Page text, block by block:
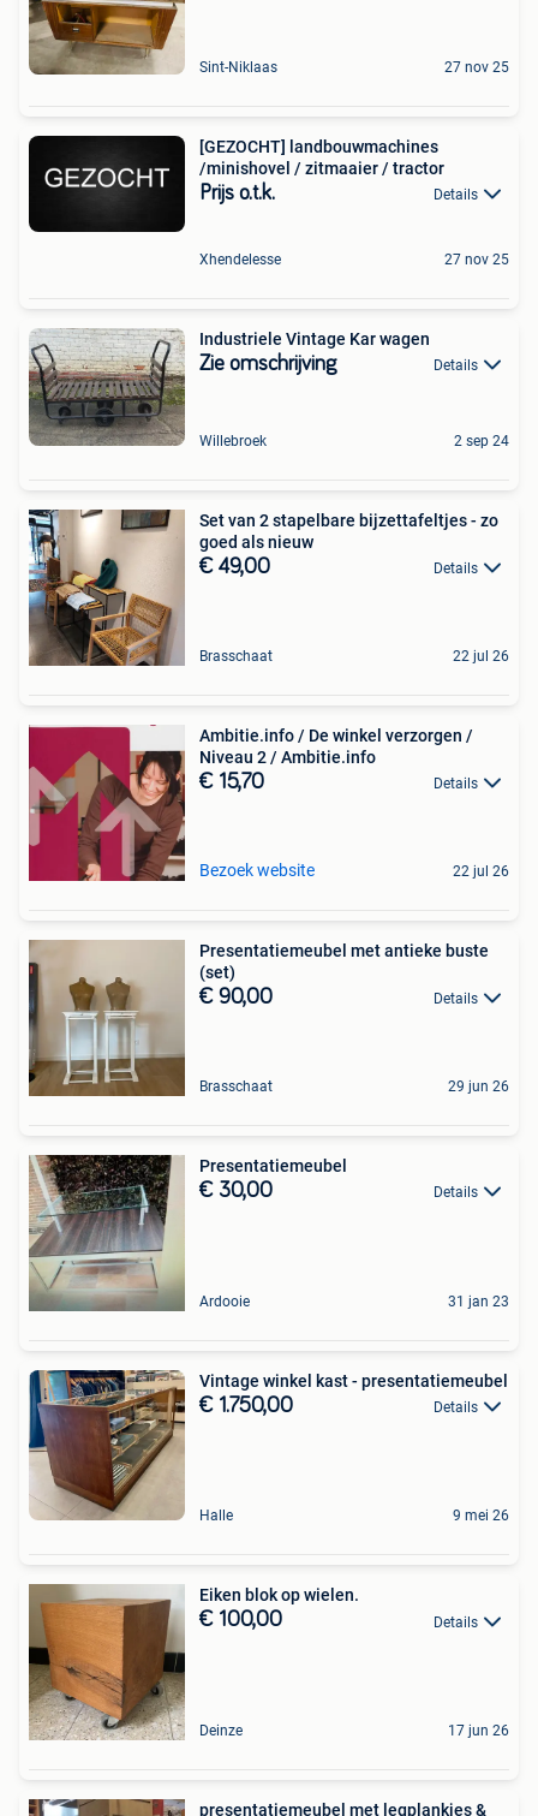
Sint-Niklaas 27 nov 25
[GEZOCHT] landbouwmachines
/minishovel / zitmaaier / tractor
Prijs o.t.k. Details
Xhendelesse 27 nov 25
Industriele Vintage Kar wagen
Zie omschrijving Details
Willebroek 2 sep 24
Set van 2 stapelbare bijzettafeltjes - zo
goed als nieuw
€ 49,00 Details
Brasschaat 22 jul 26
Ambitie.info / De winkel verzorgen /
Niveau 2 / Ambitie.info
€ 15,70 Details
Bezoek website 22 jul 26
Presentatiemeubel met antieke buste
(set)
€ 90,00 Details
Brasschaat 29 jun 26
Presentatiemeubel
€ 30,00 Details
Ardooie 31 jan 23
Vintage winkel kast - presentatiemeubel
€ 1.750,00 Details
Halle 9 mei 26
Eiken blok op wielen.
€ 100,00 Details
Deinze 17 jun 26
presentatiemeubel met legplankjes &